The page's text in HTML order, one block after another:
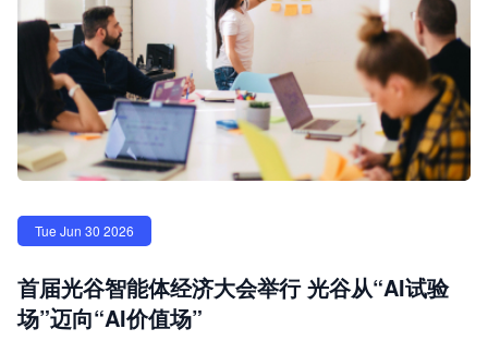
Tue Jun 30 2026
首届光谷智能体经济大会举行 光谷从“AI试验
场”迈向“AI价值场”